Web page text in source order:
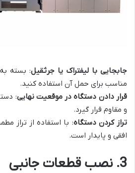
جابجایی با لیفتراک یا جرثقیل: بسته
مناسب برای حمل آن استفاده کنید.
قرار دادن دستگاه در موقعیت نهایی:
و مقاوم قرار گیرد.
تراز کردن دستگاه: با استفاده از تراز
افقی و پایدار است.
3. نصب قطعات جانبی